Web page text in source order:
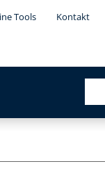
Tools Kontakt